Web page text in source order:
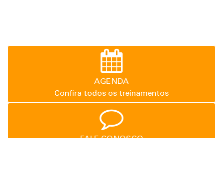
AGENDA
Confira todos os treinamentos
FALE CONOSCO